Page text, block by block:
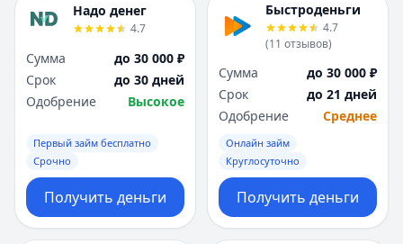
Надо денег
4.7
Сумма
до 30 000 ₽
Срок
до 30 дней
Одобрение
Высокое
Первый займ бесплатно
Срочно
Получить деньги
Быстроденьги
4.7
(11 отзывов)
Сумма
до 30 000 ₽
Срок
до 21 дней
Одобрение
Среднее
Онлайн займ
Круглосуточно
Получить деньги